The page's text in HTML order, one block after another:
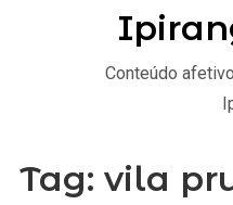
Tag: vila
Conteúdo